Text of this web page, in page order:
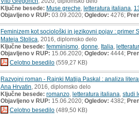
Ključne besede: Muse greche letteratura italiana
Objavljeno v RUP: 03.09.2020; Ogledov: 4276;
Feminizem kot sociološki in jezikovni pojav : primer
Mateja Stolica , 2016, diplomsko delo
Ključne besede: femminismo donne Italia
Objavljeno v RUP: 15.06.2020; Ogledov: 4444;
Celotno besedilo (559,27 KB)
Razvojni roman - Rajnki Matija Paskal : analiza
Ana Hrvatin , 2016, diplomsko delo
Ključne besede: romanzo letteratura italiana studi
Objavljeno v RUP: 15.06.2020; Ogledov: 4382;
Celotno besedilo (489,50 KB)